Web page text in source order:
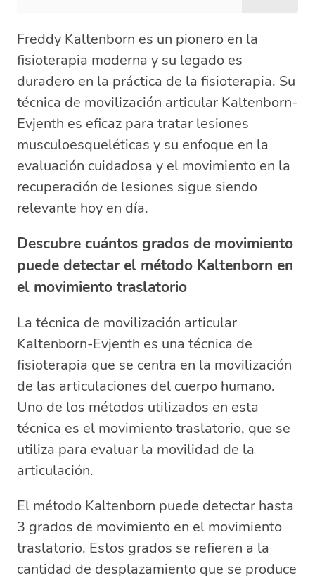
Freddy Kaltenborn es un pionero en la
fisioterapia moderna y su legado es
duradero en la práctica de la fisioterapia. Su
técnica de movilización articular Kaltenborn-
Evjenth es eficaz para tratar lesiones
musculoesqueléticas y su enfoque en la
evaluación cuidadosa y el movimiento en la
recuperación de lesiones sigue siendo
relevante hoy en día.
Descubre cuántos grados de movimiento
puede detectar el método Kaltenborn en
el movimiento traslatorio
La técnica de movilización articular
Kaltenborn-Evjenth es una técnica de
fisioterapia que se centra en la movilización
de las articulaciones del cuerpo humano.
Uno de los métodos utilizados en esta
técnica es el movimiento traslatorio, que se
utiliza para evaluar la movilidad de la
articulación.
El método Kaltenborn puede detectar hasta
3 grados de movimiento en el movimiento
traslatorio. Estos grados se refieren a la
cantidad de desplazamiento que se produce